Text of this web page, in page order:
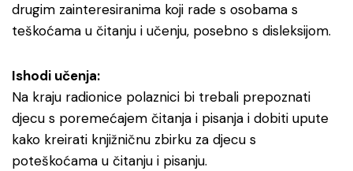
drugim zainteresiranima koji rade s osobama s
teškoćama u čitanju i učenju, posebno s disleksijom.
Ishodi učenja:
Na kraju radionice polaznici bi trebali prepoznati
djecu s poremećajem čitanja i pisanja i dobiti upute
kako kreirati knjižničnu zbirku za djecu s
poteškoćama u čitanju i pisanju.